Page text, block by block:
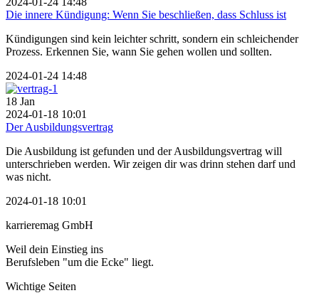
Die innere Kündigung: Wenn Sie beschließen, dass Schluss ist
Kündigungen sind kein leichter schritt, sondern ein schleichender
Prozess. Erkennen Sie, wann Sie gehen wollen und sollten.
2024-01-24 14:48
18 Jan
2024-01-18 10:01
Der Ausbildungsvertrag
Die Ausbildung ist gefunden und der Ausbildungsvertrag will
unterschrieben werden. Wir zeigen dir was drinn stehen darf und
was nicht.
2024-01-18 10:01
karrieremag GmbH
Weil dein Einstieg ins
Berufsleben "um die Ecke" liegt.
Wichtige Seiten